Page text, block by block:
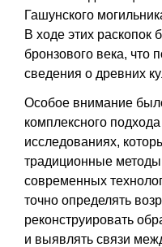
Гашунского
В ходе этих
бронзового века, что
сведения о древних
Особое внимание
комплексного
исследованиях,
традиционные
современных
точно определять
реконструировать
и выявлять связи